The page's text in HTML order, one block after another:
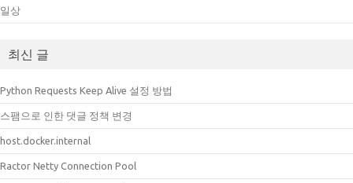
일상
최신 글
Python Requests Keep Alive 설정 방법
스팸으로 인한 댓글 정책 변경
host.docker.internal
Ractor Netty Connection Pool